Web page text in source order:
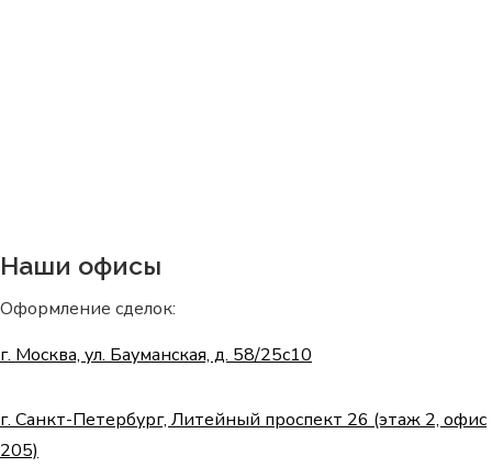
Наши офисы
Оформление сделок:
г. Москва, ул. Бауманская, д. 58/25с10
г. Санкт-Петербург, Литейный проспект 26 (этаж 2, офис
205)